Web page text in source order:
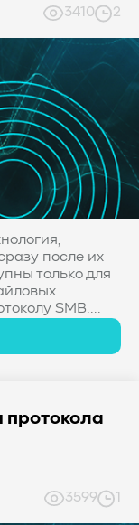
3410 2
после их
только для
SMB....
3599 1